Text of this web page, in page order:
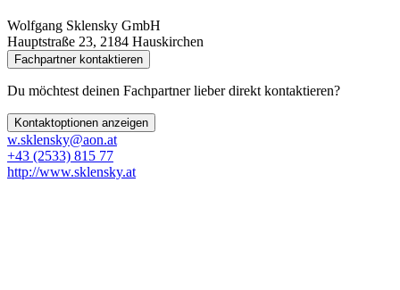
Wolfgang Sklensky GmbH
Hauptstraße 23, 2184 Hauskirchen
Fachpartner kontaktieren
Du möchtest deinen Fachpartner lieber direkt kontaktieren?
Kontaktoptionen anzeigen
w.sklensky@aon.at
+43 (2533) 815 77
http://www.sklensky.at